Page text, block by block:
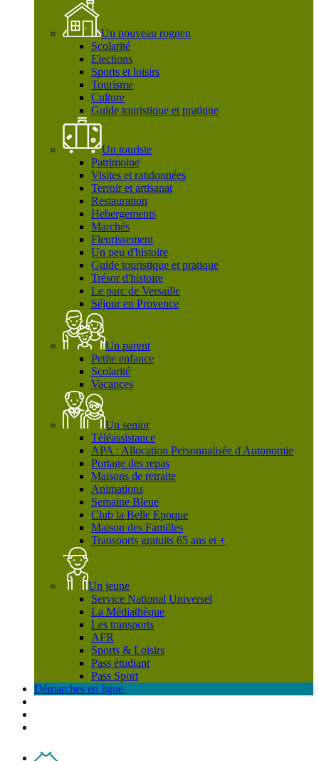
Un nouveau rognen
Scolarité
Elections
Sports et loisirs
Tourisme
Culture
Guide touristique et pratique
Un touriste
Patrimoine
Visites et randonnées
Terroir et artisanat
Restauration
Hebergements
Marchés
Fleurissement
Un peu d'histoire
Guide touristique et pratique
Trésor d'histoire
Le parc de Versaille
Séjour en Provence
Un parent
Petite enfance
Scolarité
Vacances
Un senior
Téléassistance
APA : Allocation Personnalisée d'Autonomie
Portage des repas
Maisons de retraite
Animations
Semaine Bleue
Club la Belle Epoque
Maison des Familles
Transports gratuits 65 ans et +
Un jeune
Service National Universel
La Médiathèque
Les transports
AFR
Sports & Loisirs
Pass étudiant
Pass Sport
Démarches en ligne
Contact